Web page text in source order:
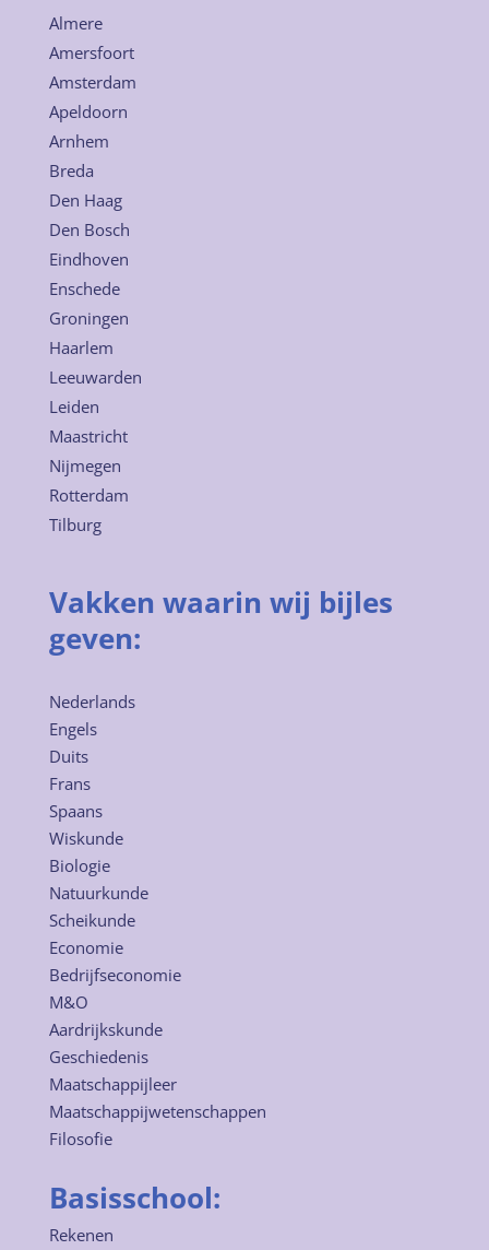
Almere
Amersfoort
Amsterdam
Apeldoorn
Arnhem
Breda
Den Haag
Den Bosch
Eindhoven
Enschede
Groningen
Haarlem
Leeuwarden
Leiden
Maastricht
Nijmegen
Rotterdam
Tilburg
Vakken waarin wij bijles
geven:
Nederlands
Engels
Duits
Frans
Spaans
Wiskunde
Biologie
Natuurkunde
Scheikunde
Economie
Bedrijfseconomie
M&O
Aardrijkskunde
Geschiedenis
Maatschappijleer
Maatschappijwetenschappen
Filosofie
Basisschool:
Rekenen